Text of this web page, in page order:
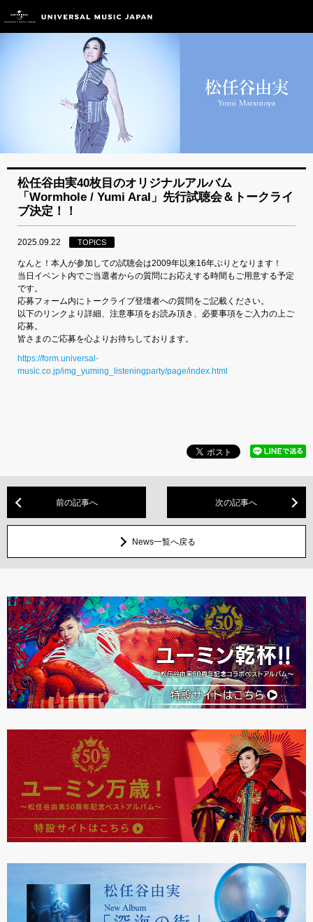
松任谷由実40枚目のオリジナルアルバム
「Wormhole / Yumi AraI」先行試聴会＆トークライ
ブ決定！！
2025.09.22 TOPICS
なんと！本人が参加しての試聴会は2009年以来16年ぶりとなります！
当日イベント内でご当選者からの質問にお応えする時間もご用意する予定
です。
応募フォーム内にトークライブ登壇者への質問をご記載ください。
以下のリンクより詳細、注意事項をお読み頂き、必要事項をご入力の上ご
応募。
皆さまのご応募を心よりお待ちしております。
https://form.universal-
music.co.jp/img_yuming_listeningparty/page/index.html
前の記事へ 次の記事へ
News一覧へ戻る